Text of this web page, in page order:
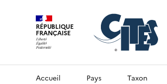
RÉPUBLIQUE
FRANÇAISE
Accueil Pays Taxon